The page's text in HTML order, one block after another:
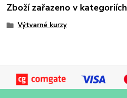
Zboží zařazeno v kategoriích
Výtvarné kurzy